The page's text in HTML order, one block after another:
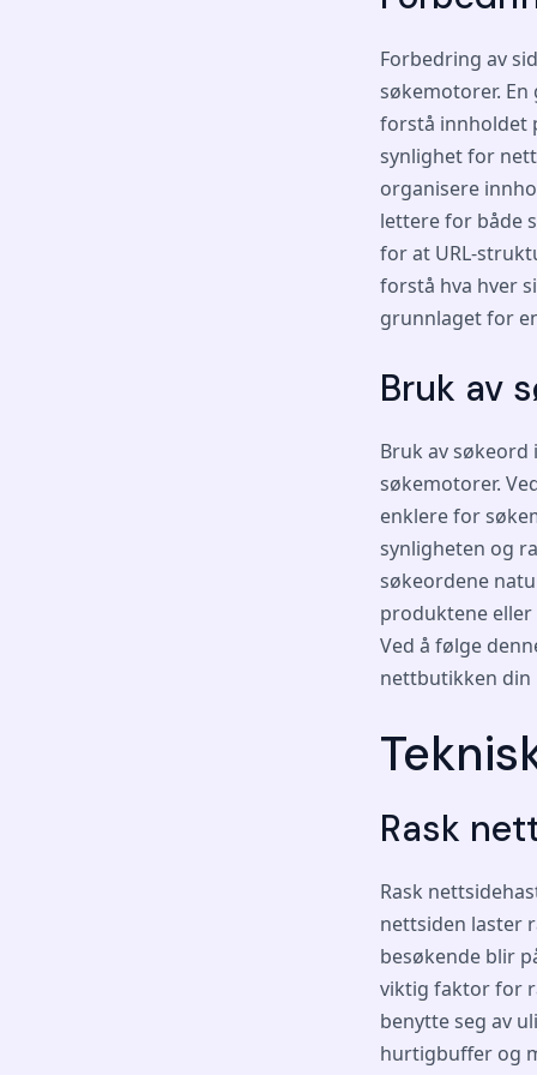
Forbedring av
søkemotorer.
forstå innholdet
synlighet for
organisere
lettere for både
for at URL-
forstå hva hver
grunnlaget for
Bruk av
Bruk av
søkemotorer.
enklere for
synligheten og
søkeordene
produktene
Ved å følge
nettbutikken din
Rask
Rask
nettsiden laster
besøkende blir
viktig faktor for
benytte seg av
hurtigbuffer og